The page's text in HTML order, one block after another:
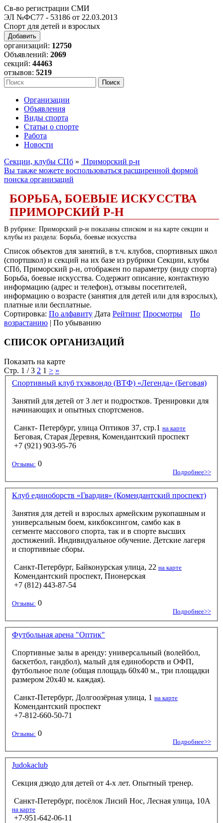
Св-во регистрации СМИ
ЭЛ №ФС77 - 53186 от 22.03.2013
Спорт для детей и взрослых
Добавить
организаций: 12750
Объявлений: 2069
секций: 44463
отзывов: 5219
Организации
Объявления
Виды спорта
Статьи о спорте
Работа
Новости
Секции, клубы СПб » Приморский р-н
Вы также можете воспользоваться расширенной формой
поиска организаций
БОРЬБА, БОЕВЫЕ ИСКУССТВА
ПРИМОРСКИЙ Р-Н
В рубрике: Приморский р-н показаны списком и на карте секции и
клубы из раздела: Борьба, боевые искусства
Список объектов для занятий, в т.ч. клубов, спортивных школ
(спортшкол) и секций на их базе из рубрики Секции, клубы
СПб, Приморский р-н, отображен по параметру (виду спорта)
Борьба, боевые искусства. Содержит описание, контактную
информацию (адрес и телефон), отзывы посетителей,
информацию о возрасте (занятия для детей или для взрослых),
платные или бесплатные.
Сортировка: По алфавиту Дата Рейтинг Просмотры
По
возрастанию | По убыванию
СПИСОК ОРГАНИЗАЦИЙ
Показать на карте
Стр. 1 / 3 2 1 > »
Спортивный клуб тхэквондо (ВТФ) «Легенда» (Беговая)
Занятий для детей от 3 лет и подростков. Тренировки для
начинающих и опытных спортсменов.
Санкт- Петербург, улица Оптиков 37, стр.1 на карте
Беговая, Старая Деревня, Комендантский проспект
+7 (921) 903-95-76
Отзывы: 0
Подробнее>>
Клуб единоборств «Гвардия» (Комендантский проспект)
Занятия для детей и взрослых армейским рукопашным и
универсальным боем, кикбоксингом, самбо как в
сегменте массового спорта, так и в спорте высших
достижений. Индивидуальное обучение. Детские лагеря
и спортивные сборы.
Санкт-Петербург, Байконурская улица, 22 на карте
Комендантский проспект, Пионерская
+7 (812) 443-87-54
Отзывы: 0
Подробнее>>
Футбольная арена "Оптик"
Спортивные залы в аренду: универсальный (волейбол,
баскетбол, гандбол), малый для единоборств и ОФП,
футбольное поле (общая площадь 60х40 м., три площадки
размером 20х40 м. каждая).
Санкт-Петербург, Долгоозёрная улица, 1 на карте
Комендантский проспект
+7-812-660-50-71
Отзывы: 0
Подробнее>>
Judokaclub
Секция дзюдо для детей от 4-х лет. Опытный тренер.
Санкт-Петербург, посёлок Лисий Нос, Лесная улица, 10А
на карте
+7-951-642-06-11